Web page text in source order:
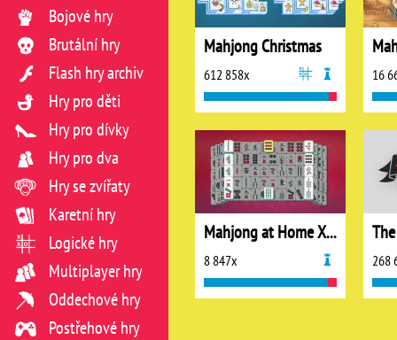
Mahjong Christmas
612 858x 16
Mahjong at Home Xmas Edition
8 847x 268
Bojové hry
Brutální hry
Flash hry archiv
Hry pro děti
Hry pro dívky
Hry pro dva
Hry se zvířaty
Karetní hry
Logické hry
Multiplayer hry
Oddechové hry
Postřehové hry